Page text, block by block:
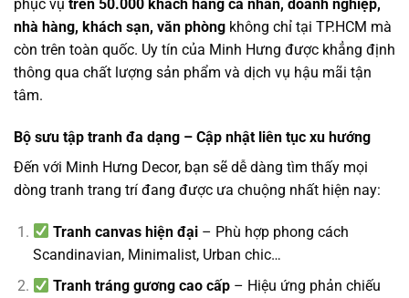
phục vụ trên 50.000 khách hàng cá nhân, doanh nghiệp,
nhà hàng, khách sạn, văn phòng không chỉ tại TP.HCM mà
còn trên toàn quốc. Uy tín của Minh Hưng được khẳng định
thông qua chất lượng sản phẩm và dịch vụ hậu mãi tận
tâm.
Bộ sưu tập tranh đa dạng – Cập nhật liên tục xu hướng
Đến với Minh Hưng Decor, bạn sẽ dễ dàng tìm thấy mọi
dòng tranh trang trí đang được ưa chuộng nhất hiện nay:
Tranh canvas hiện đại – Phù hợp phong cách
Scandinavian, Minimalist, Urban chic…
Tranh tráng gương cao cấp – Hiệu ứng phản chiếu